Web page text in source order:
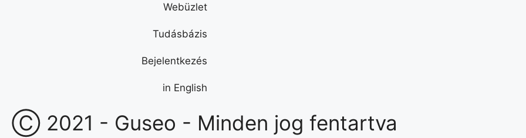
Webüzlet
Tudásbázis
Bejelentkezés
in English
Ⓒ 2021 - Guseo - Minden jog fentartva